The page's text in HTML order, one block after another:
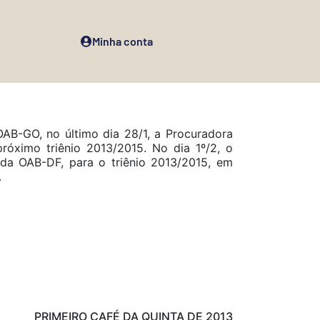
Minha conta
GO, no último dia 28/1, a Procuradora
triênio 2013/2015. No dia 1º/2, o
OAB-DF, para o triênio 2013/2015, em
PRIMEIRO CAFÉ DA QUINTA DE 2013